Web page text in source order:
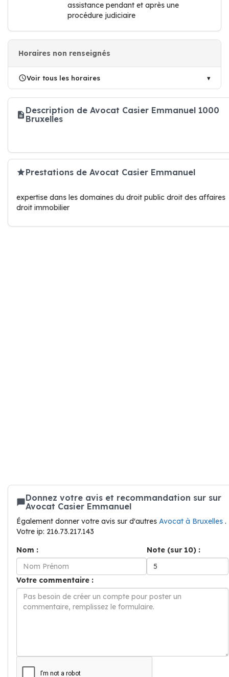
assistance pendant et après une
procédure judiciaire
Horaires non renseignés
Voir tous les horaires
Description de Avocat Casier Emmanuel 1000
Bruxelles
Prestations de Avocat Casier Emmanuel
expertise dans les domaines du droit public droit des affaires
droit immobilier
Donnez votre avis et recommandation sur sur
Avocat Casier Emmanuel
Également donner votre avis sur d'autres Avocat à Bruxelles .
Votre ip: 216.73.217.143
Nom :
Note (sur 10) :
Votre commentaire :